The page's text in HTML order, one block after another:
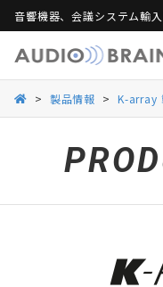
音響機器、会議システム輸
RDL
RDL
> 製品情報 > K-array